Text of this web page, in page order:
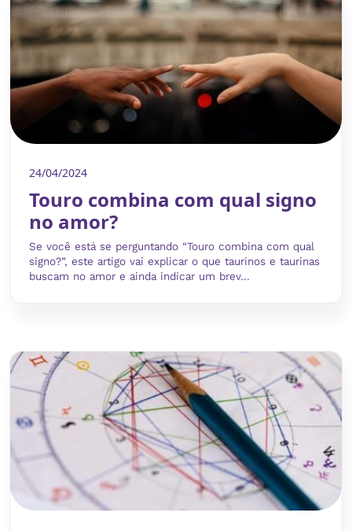
24/04/2024
Touro combina com qual signo
no amor?
Se você está se perguntando “Touro combina com qual
signo?”, este artigo vai explicar o que taurinos e taurinas
buscam no amor e ainda indicar um brev...